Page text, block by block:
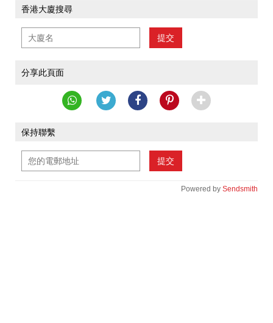
香港大廈搜尋
提交
分享此頁面
保持聯繫
提交
Powered by Sendsmith